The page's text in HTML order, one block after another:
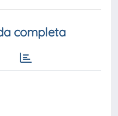
completa